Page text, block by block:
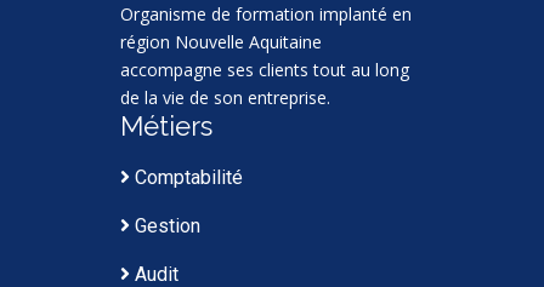
Organisme de formation implanté en
région Nouvelle Aquitaine
accompagne ses clients tout au long
de la vie de son entreprise.
Métiers
Comptabilité
Gestion
Audit